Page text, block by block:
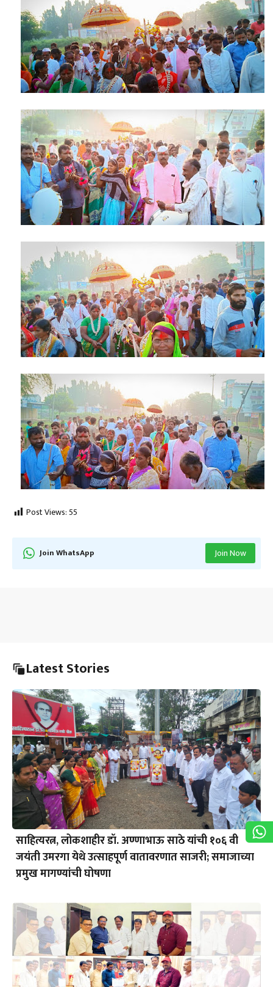
Post Views:55
Join WhatsApp Join Now
Latest Stories
साहित्यरत्न, लोकशाहीर डॉ. अण्णाभाऊ साठे यांची १०६ वी
जयंती उमरगा येथे उत्साहपूर्ण वातावरणात साजरी; समाजाच्या
प्रमुख मागण्यांची घोषणा